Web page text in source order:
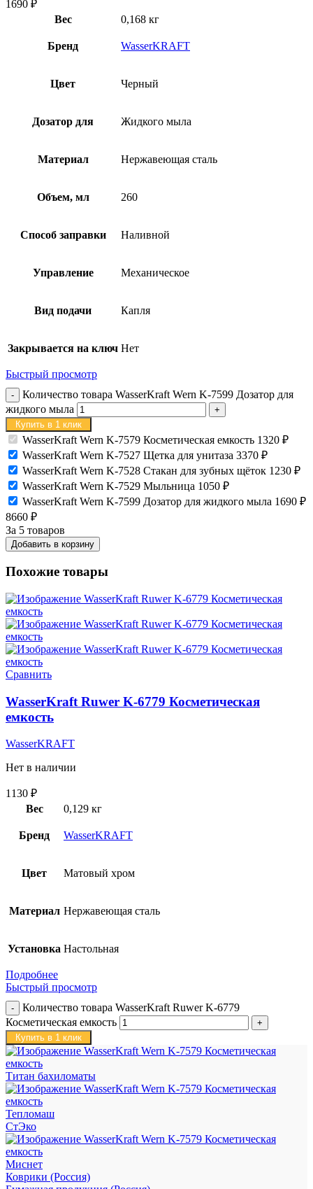
1690 ₽
Вес
0,168 кг
Бренд WasserKRAFT
Цвет Черный
Дозатор для Жидкого мыла
Материал Нержавеющая сталь
Объем, мл 260
Способ заправки Наливной
Управление Механическое
Вид подачи Капля
Закрывается на ключ Нет
Быстрый просмотр
Количество товара WasserKraft Wern K-7599 Дозатор для
жидкого мыла
Купить в 1 клик
WasserKraft Wern K-7579 Косметическая емкость 1320 ₽
WasserKraft Wern K-7527 Щетка для унитаза 3370 ₽
WasserKraft Wern K-7528 Стакан для зубных щёток 1230 ₽
WasserKraft Wern K-7529 Мыльница 1050 ₽
WasserKraft Wern K-7599 Дозатор для жидкого мыла 1690 ₽
8660 ₽
За 5 товаров
Добавить в корзину
Похожие товары
Сравнить
WasserKraft Ruwer K-6779 Косметическая
емкость
WasserKRAFT
Нет в наличии
1130 ₽
Вес
0,129 кг
Бренд WasserKRAFT
Цвет Матовый хром
Материал Нержавеющая сталь
Установка Настольная
Подробнее
Быстрый просмотр
Количество товара WasserKraft Ruwer K-6779
Косметическая емкость
Купить в 1 клик
Титан бахиломаты
Тепломаш
СтЭко
Миснет
Коврики (Россия)